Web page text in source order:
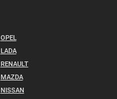
OPEL
LADA
RENAULT
MAZDA
NISSAN